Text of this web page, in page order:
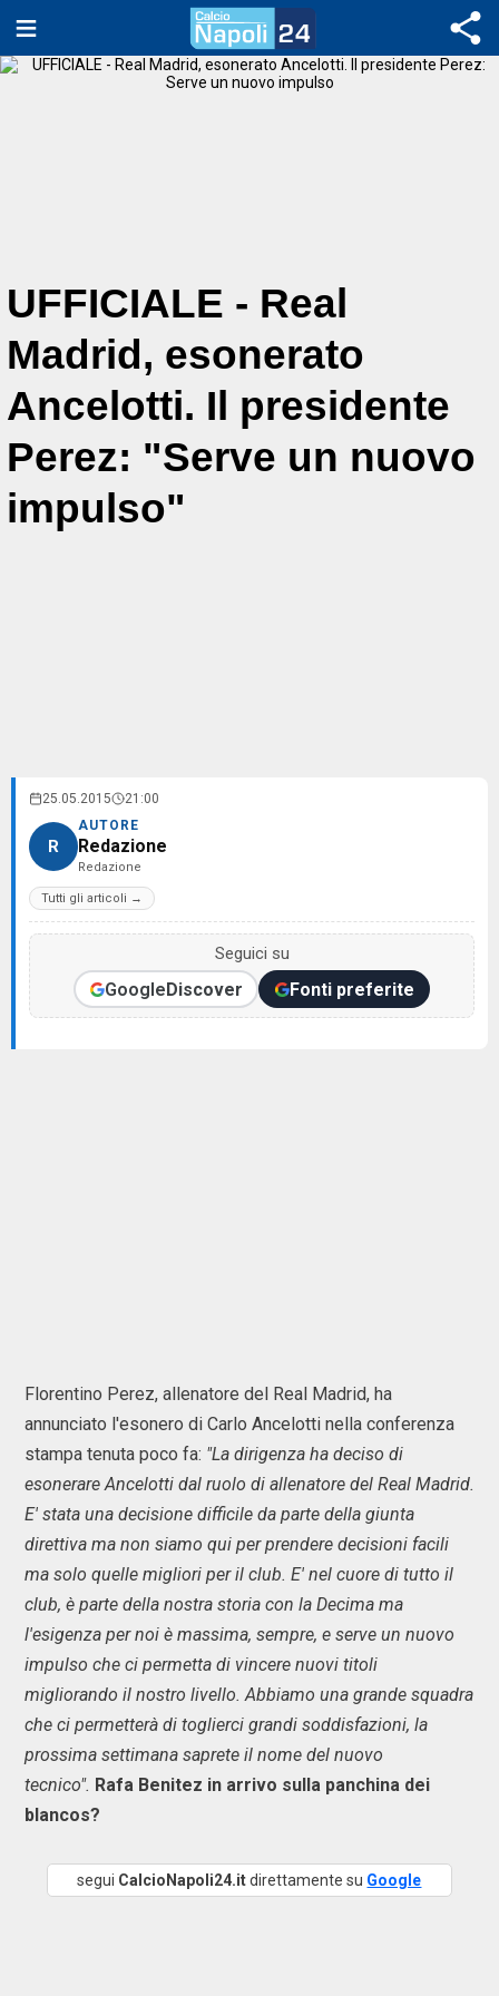
UFFICIALE - Real
Madrid, esonerato
Ancelotti. Il presidente
Perez: "Serve un nuovo
impulso"
25.05.2015 21:00
R
AUTORE
Redazione
Redazione
Tutti gli articoli →
Seguici su
GoogleDiscover Fonti preferite
Florentino Perez, allenatore del Real Madrid, ha
annunciato l'esonero di Carlo Ancelotti nella conferenza
stampa tenuta poco fa: "La dirigenza ha deciso di
esonerare Ancelotti dal ruolo di allenatore del Real Madrid.
E' stata una decisione difficile da parte della giunta
direttiva ma non siamo qui per prendere decisioni facili
ma solo quelle migliori per il club. E' nel cuore di tutto il
club, è parte della nostra storia con la Decima ma
l'esigenza per noi è massima, sempre, e serve un nuovo
impulso che ci permetta di vincere nuovi titoli
migliorando il nostro livello. Abbiamo una grande squadra
che ci permetterà di toglierci grandi soddisfazioni, la
prossima settimana saprete il nome del nuovo
tecnico". Rafa Benitez in arrivo sulla panchina dei
blancos?
segui CalcioNapoli24.itdirettamente su Google